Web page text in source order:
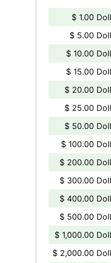
$ 1.00
$ 5.00
$ 10.00
$ 15.00
$ 20.00
$ 25.00
$ 50.00
$ 100.00
$ 200.00
$ 300.00
$ 400.00
$ 500.00
$ 1,000.00
$ 2,000.00